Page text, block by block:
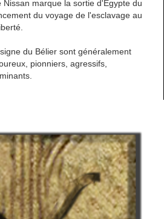
marque la sortie d'Egypte du
du voyage de l'esclavage au
du Bélier sont généralement
pionniers, agressifs,